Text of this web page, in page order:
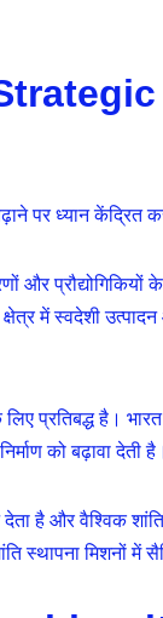
Strategic
पर ध्यान केंद्रित
और
में स्वदेशी
प्रतिबद्ध है।
को बढ़ावा देती है।
है और वैश्विक
स्थापना मिशनों में